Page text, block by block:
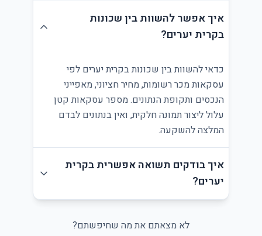
איך אפשר להשוות בין שכונות
בקרית יערים?
כדאי להשוות בין שכונות בקרית יערים לפי
עסקאות מכר רשומות, מחיר חציוני, מאפייני
הנכסים ותקופת הנתונים. מספר עסקאות קטן
עלול ליצור תמונה חלקית, ואין בנתונים לבדם
המלצה להשקעה.
איך בודקים תשואה אפשרית בקרית
יערים?
לא מצאתם את מה שחיפשתם?